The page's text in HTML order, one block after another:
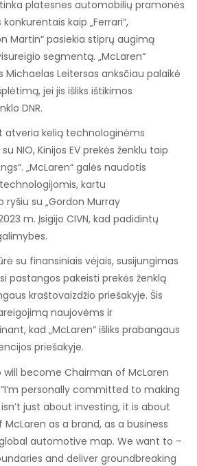
platesnes automobilių pramonės
kaip „Ferrari“,
Martin“ pasiekia stiprų augimą
segmentą. „McLaren“
Michaelas Leitersas anksčiau palaikė
jei jis išliks ištikimos
DNR.
atveria kelią technologinėms
NIO, Kinijos EV prekės ženklu taip
„McLaren“ galės naudotis
kartu
su „Gordon Murray
m. Įsigijo CIVN, kad padidintų
su finansiniais vėjais, susijungimas
pastangos pakeisti prekės ženklą
kraštovaizdžio priešakyje. Šis
naujovėms ir
kad „McLaren“ išliks prabangaus
priešakyje.
will become Chairman of McLaren
personally committed to making
just about investing, it is about
as a brand, as a business
automotive map. We want to –
and deliver groundbreaking